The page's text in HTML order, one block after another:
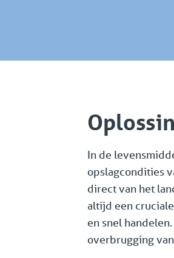
In de
opslagcondities
direct van het
altijd een
en snel
overbrugging